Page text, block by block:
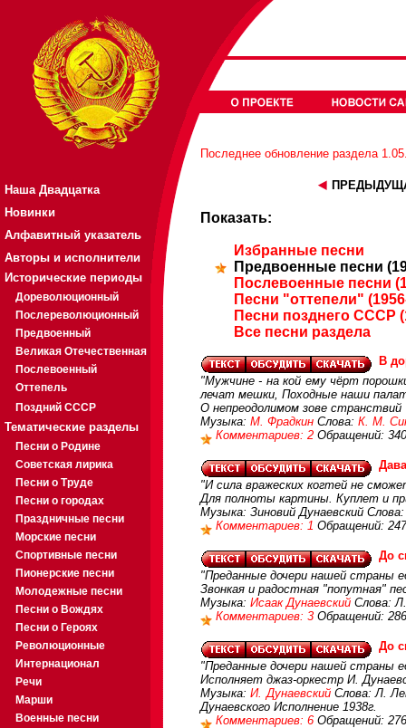
Наша Двадцатка
Новинки
Алфавитный указатель
Авторы и исполнители
Исторические периоды
Дореволюционный
Послереволюционный
Предвоенный
Великая Отечественная
Послевоенный
Оттепель
Поздний СССР
Тематические разделы
Песни о Родине
Советская лирика
Песни о Труде
Песни о городах
Праздничные песни
Морские песни
Спортивные песни
Пионерские песни
Молодежные песни
Песни о Вождях
Песни о Героях
Революционные
Интернационал
Речи
Марши
Военные песни
Последнее обновление раздела
Показать:
Избранные песни
Предвоенные песни
Послевоенные песни
Песни "оттепели"
Песни позднего СССР
Все песни раздела
В
"Мужчине - на кой ему чёрт
лечат мешки, Походные наши
О непреодолимом зове странствий
Музыка: М. Фрадкин Слова: К. М.
Комментариев: 2 Обращений:
"И сила вражеских когтей не
Для полноты картины. Куплет и
Музыка: Зиновий Дунаевский
Комментариев: 1 Обращений:
До
"Преданные дочери нашей страны
Звонкая и радостная "попутная"
Музыка: Исаак Дунаевский Слова:
Комментариев: 3 Обращений:
До
"Преданные дочери нашей страны
Исполняет джаз-оркестр И.
Музыка:И. ДунаевскийСлова: Л.
Дунаевского Исполнение 1938г.
Комментариев: 6 Обращений: